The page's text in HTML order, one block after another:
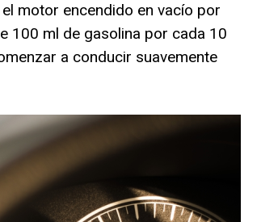
motor encendido en vacío por
100 ml de gasolina por cada 10
a conducir suavemente